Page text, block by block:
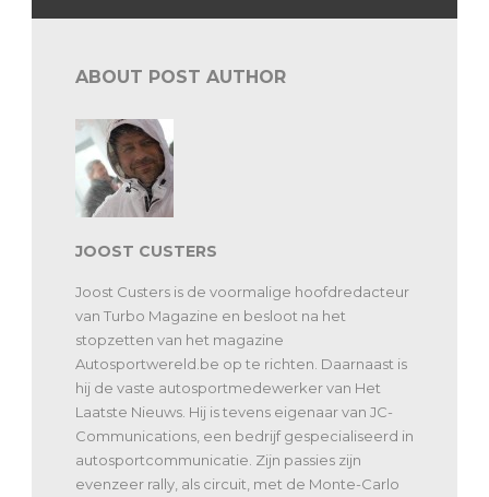
ABOUT POST AUTHOR
JOOST CUSTERS
Joost Custers is de voormalige hoofdredacteur
van Turbo Magazine en besloot na het
stopzetten van het magazine
Autosportwereld.be op te richten. Daarnaast is
hij de vaste autosportmedewerker van Het
Laatste Nieuws. Hij is tevens eigenaar van JC-
Communications, een bedrijf gespecialiseerd in
autosportcommunicatie. Zijn passies zijn
evenzeer rally, als circuit, met de Monte-Carlo